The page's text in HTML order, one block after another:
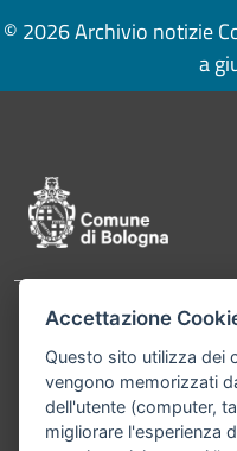
© 2026 Archivio notizie
a
Contatti
Bologna P.Iva
02008 02435
Accettazione
Questo sito utilizza dei
vengono memorizzati
dell'utente (computer,
migliorare l'esperienza